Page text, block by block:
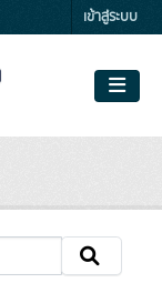
เข้าสู่ระบบ